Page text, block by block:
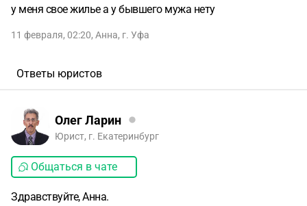
у меня свое жилье а у бывшего мужа нету
11 февраля, 02:20, Анна, г. Уфа
Ответы юристов
Олег Ларин
Юрист, г. Екатеринбург
Общаться в чате
Здравствуйте, Анна.